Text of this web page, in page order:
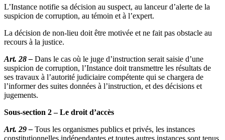
L’Instance notifie sa décision au suspect, au lanceur d’alerte de la
suspicion de corruption, au témoin et à l’expert.
La décision de non-lieu doit être motivée et ne fait pas obstacle au
recours à la justice.
Art. 28 – Dans le cas où le juge d’instruction serait saisie d’une
suspicion de corruption, l’Instance doit transmettre les résultats de
ses travaux à l’autorité judiciaire compétente qui se chargera de
l’informer des suites données à l’instruction, et des décisions et
jugements.
Sous-section 2 – Le droit d’accès
Art. 29 – Tous les organismes publics et privés, les instances
constitutionnelles indépendantes et toutes autres instances sont tenus